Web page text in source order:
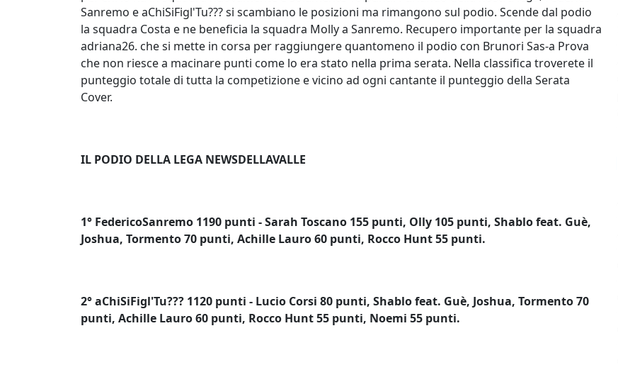
Sanremo e aChiSiFigl'Tu??? si scambiano le posizioni ma rimangono sul podio. Scende dal podio
la squadra Costa e ne beneficia la squadra Molly a Sanremo. Recupero importante per la squadra
adriana26. che si mette in corsa per raggiungere quantomeno il podio con Brunori Sas-a Prova
che non riesce a macinare punti come lo era stato nella prima serata. Nella classifica troverete il
punteggio totale di tutta la competizione e vicino ad ogni cantante il punteggio della Serata
Cover.
IL PODIO DELLA LEGA NEWSDELLAVALLE
1° FedericoSanremo 1190 punti - Sarah Toscano 155 punti, Olly 105 punti, Shablo feat. Guè,
Joshua, Tormento 70 punti, Achille Lauro 60 punti, Rocco Hunt 55 punti.
2° aChiSiFigl'Tu??? 1120 punti - Lucio Corsi 80 punti, Shablo feat. Guè, Joshua, Tormento 70
punti, Achille Lauro 60 punti, Rocco Hunt 55 punti, Noemi 55 punti.